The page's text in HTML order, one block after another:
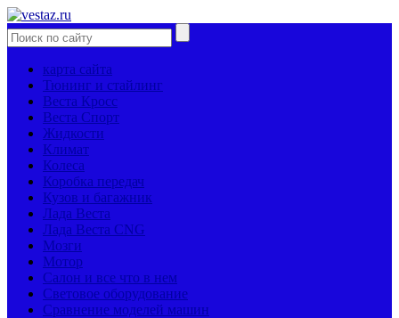
карта сайта
Тюнинг и стайлинг
Веста Кросс
Веста Спорт
Жидкости
Климат
Колеса
Коробка передач
Кузов и багажник
Лада Веста
Лада Веста CNG
Мозги
Мотор
Салон и все что в нем
Световое оборудование
Сравнение моделей машин